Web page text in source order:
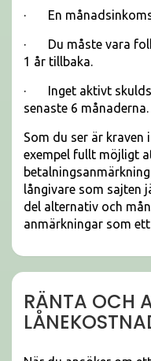
· En
· Du måste vara
1 år tillbaka.
· Inget aktivt
senaste 6 månaderna.
Som du ser är
exempel fullt möjligt
långivare som sajten
del alternativ och
anmärkningar som
RÄNTA OCH